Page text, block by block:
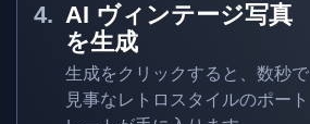
AI ヴィンテージ写真
を生成
生成をクリックすると、数秒で
見事なレトロスタイルのポート